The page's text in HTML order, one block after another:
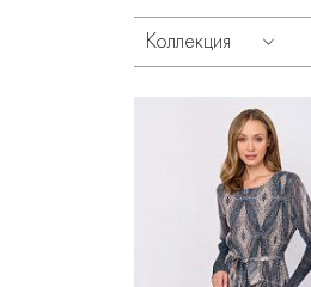
Коллекция